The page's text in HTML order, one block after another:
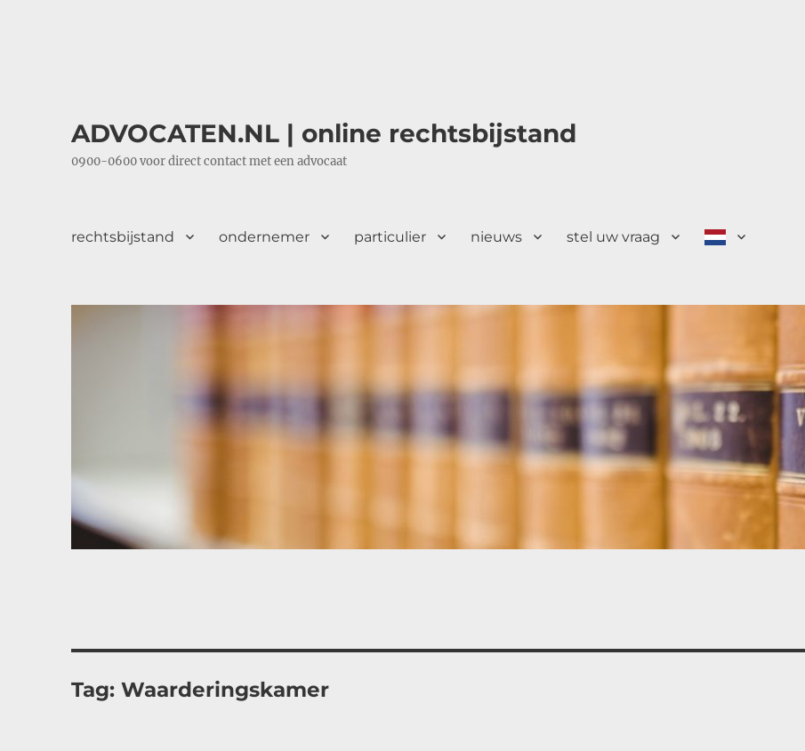
ADVOCATEN.NL | online rechtsbijstand
0900-0600 voor direct contact met een advocaat
rechtsbijstand ondernemer particulier nieuws stel uw vraag
Tag:Waarderingskamer